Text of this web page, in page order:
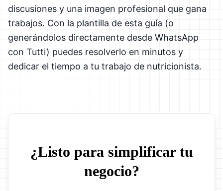
discusiones y una imagen profesional que gana
trabajos. Con la plantilla de esta guía (o
generándolos directamente desde WhatsApp
con Tutti) puedes resolverlo en minutos y
dedicar el tiempo a tu trabajo de nutricionista.
¿Listo para simplificar tu
negocio?